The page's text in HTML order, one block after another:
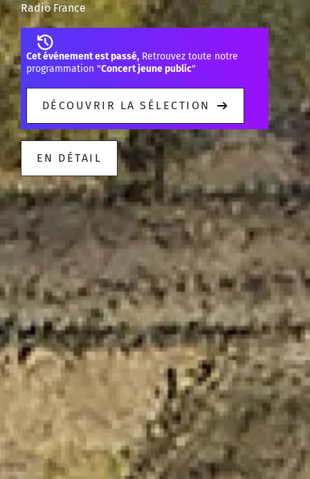
Radio France
Cet événement est passé, Retrouvez toute notre
programmation "Concert jeune public"
DÉCOUVRIR LA SÉLECTION
EN DÉTAIL